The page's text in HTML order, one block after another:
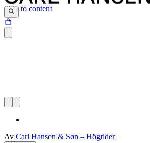
Skip to content
Av Carl Hansen & Søn – Högtider